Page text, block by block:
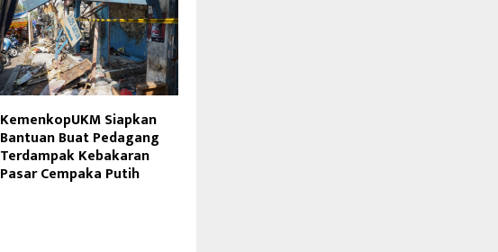
KemenkopUKM Siapkan
Bantuan Buat Pedagang
Terdampak Kebakaran
Pasar Cempaka Putih